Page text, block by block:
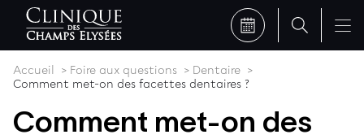
Accueil Foire aux questions
Dentaire
Comment met-on des facettes dentaires ?
Comment met-on des